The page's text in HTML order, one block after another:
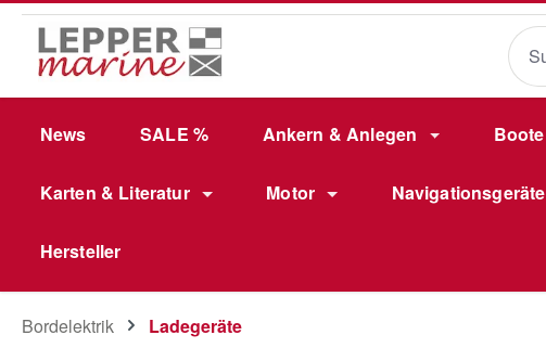
Hauptinhalt springen
Zur Suche springen
Zur Hauptnavigation springen
News SALE % Ankern & Anlegen Boote
Karten & Literatur Motor Navigationsgeräte
Hersteller
Bordelektrik Ladegeräte